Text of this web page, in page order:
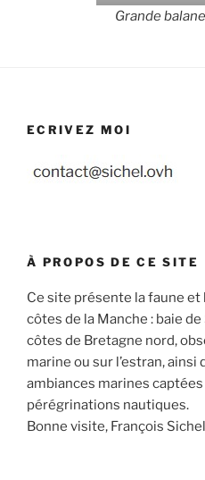
Grande
ECRIVEZ MOI
À PROPOS DE CE SITE
Ce site présente la faune
côtes de la Manche : baie
côtes de Bretagne nord,
marine ou sur l’estran,
ambiances marines
pérégrinations nautiques.
Bonne visite, François